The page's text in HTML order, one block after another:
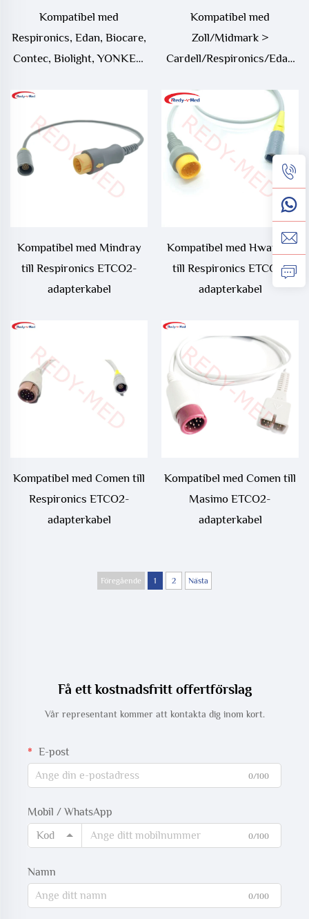
Kompatibel med
Respironics, Edan, Biocare,
Contec, Biolight, YONKER,
sideströms-ETCO2-sensor
Kompatibel med
Zoll/Midmark >
Cardell/Respironics/Edan
ETCO2-sensor
Kompatibel med Mindray
till Respironics ETCO2-
adapterkabel
Kompatibel med Hwatime
till Respironics ETCO2-
adapterkabel
Kompatibel med Comen till
Respironics ETCO2-
adapterkabel
Kompatibel med Comen till
Masimo ETCO2-
adapterkabel
Föregående 1 2 Nästa
Få ett kostnadsfritt offertförslag
Vår representant kommer att kontakta dig inom kort.
E-post
0/100
Mobil / WhatsApp
Kod
0/100
Namn
0/100